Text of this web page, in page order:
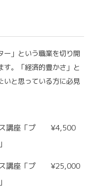
ー」という職業を切り開
す。「経済的豊かさ」と
いと思っている方に必見
講座「プ
¥4,500
講座「プ
¥25,000